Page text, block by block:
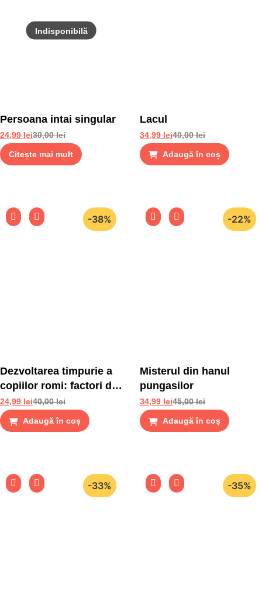
Persoana intai singular
30,00lei
24,99 lei
Citește mai mult
Lacul
40,00lei
34,99 lei
Adaugă în coș
-38%
Dezvoltarea timpurie a
copiilor romi: factori de
risc si factori de
protectie
40,00lei
24,99 lei
Adaugă în coș
-22%
Misterul din hanul
pungasilor
45,00lei
34,99 lei
Adaugă în coș
-33% -35%